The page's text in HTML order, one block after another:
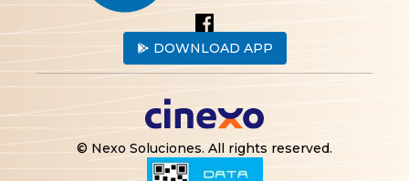
DOWNLOAD APP
© Nexo Soluciones. All rights reserved.